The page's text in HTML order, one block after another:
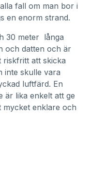
fall om man bor i
en enorm strand.
30 meter långa
och datten och är
riskfritt att skicka
inte skulle vara
luftfärd. En
är lika enkelt att ge
mycket enklare och